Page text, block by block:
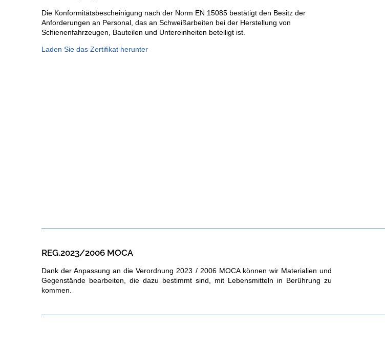
Die Konformitätsbescheinigung nach der Norm EN 15085 bestätigt den Besitz der
Anforderungen an Personal, das an Schweißarbeiten bei der Herstellung von
Schienenfahrzeugen, Bauteilen und Untereinheiten beteiligt ist.
Laden Sie das Zertifikat herunter
REG.2023/2006 MOCA
Dank der Anpassung an die Verordnung 2023 / 2006 MOCA können wir Materialien und
Gegenstände bearbeiten, die dazu bestimmt sind, mit Lebensmitteln in Berührung zu
kommen.